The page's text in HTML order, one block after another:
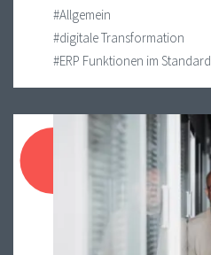
#Allgemein
#digitale Transformation
#ERP Funktionen im Standard